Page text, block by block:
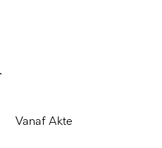
Vanaf Akte